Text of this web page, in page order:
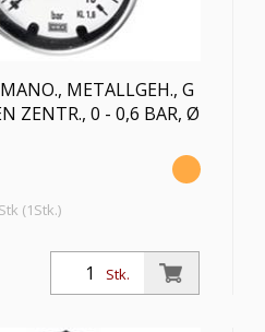
METALLGEH., G
ZENTR., 0 - 0,6 BAR, Ø
(1Stk.)
in bar, Anschluss hinten
4, Gütekl. 1,6, Messber. 0 -
Stk.